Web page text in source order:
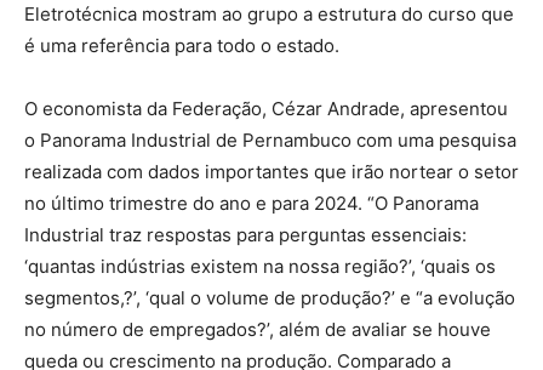
Eletrotécnica mostram ao grupo a estrutura do curso que
é uma referência para todo o estado.
O economista da Federação, Cézar Andrade, apresentou
o Panorama Industrial de Pernambuco com uma pesquisa
realizada com dados importantes que irão nortear o setor
no último trimestre do ano e para 2024. “O Panorama
Industrial traz respostas para perguntas essenciais:
‘quantas indústrias existem na nossa região?’, ‘quais os
segmentos,?’, ‘qual o volume de produção?’ e “a evolução
no número de empregados?’, além de avaliar se houve
queda ou crescimento na produção. Comparado a